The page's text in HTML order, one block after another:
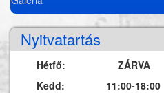
Nyitvatartás
Hétfő: ZÁRVA
Kedd: 11:00-18:00